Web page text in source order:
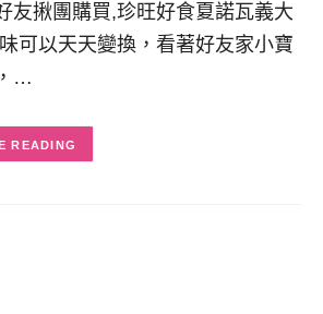
友揪團購買,珍旺好食夏諾瓦義大
可以天天變換，看著好友家小寶
…
READING